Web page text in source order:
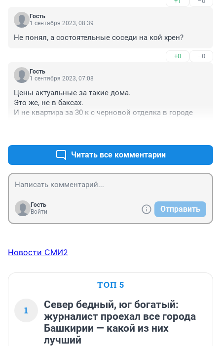
Гость
1 сентября 2023, 08:39
Не понял, а состоятельные соседи на кой хрен?
+0 –0
Гость
1 сентября 2023, 07:08
Цены актуальные за такие дома.
Это же, не в баксах.
И не квартира за 30 к с черновой отделка в городе
Читать все комментарии
Гость
Войти
Отправить
Новости СМИ2
ТОП 5
1
Север бедный, юг богатый:
журналист проехал все города
Башкирии — какой из них
лучший